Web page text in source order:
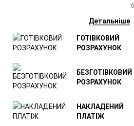
Детальніше
ГОТІВКОВИЙ
РОЗРАХУНОК
БЕЗГОТІВКОВИЙ
РОЗРАХУНОК
НАКЛАДЕНИЙ
ПЛАТІЖ